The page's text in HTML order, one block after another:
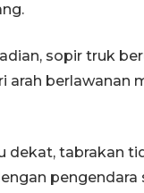
sopir truk
arah berlawanan
dekat, tabrakan